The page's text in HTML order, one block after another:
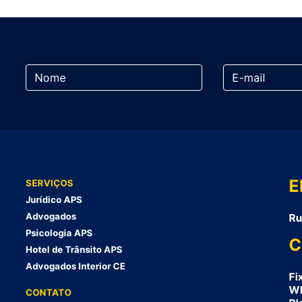
SERVIÇOS
Jurídico APS
Advogados
Psicologia APS
Hotel de Trânsito APS
Advogados Interior CE
CONTATO